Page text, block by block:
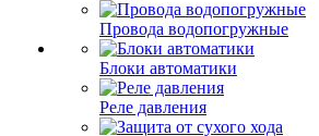
Провода водопогружные
Блоки автоматики
Реле давления